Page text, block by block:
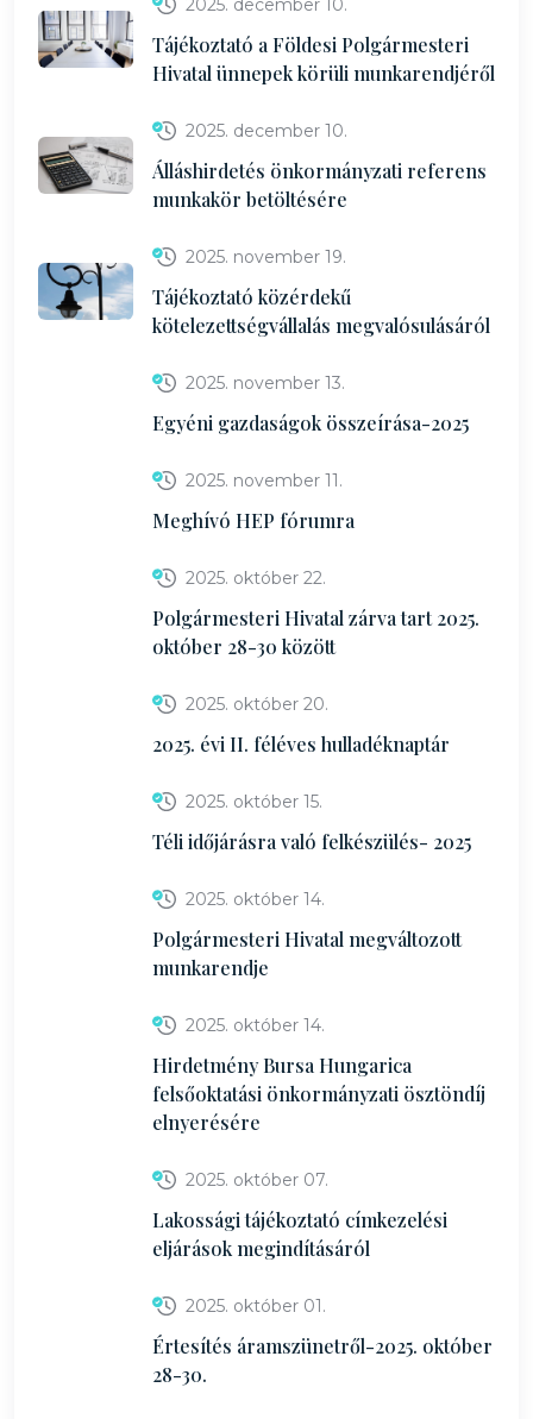
2025. december 10.
Tájékoztató a Földesi Polgármesteri
Hivatal ünnepek körüli munkarendjéről
2025. december 10.
Álláshirdetés önkormányzati referens
munkakör betöltésére
2025. november 19.
Tájékoztató közérdekű
kötelezettségvállalás megvalósulásáról
2025. november 13.
Egyéni gazdaságok összeírása-2025
2025. november 11.
Meghívó HEP fórumra
2025. október 22.
Polgármesteri Hivatal zárva tart 2025.
október 28-30 között
2025. október 20.
2025. évi II. féléves hulladéknaptár
2025. október 15.
Téli időjárásra való felkészülés- 2025
2025. október 14.
Polgármesteri Hivatal megváltozott
munkarendje
2025. október 14.
Hirdetmény Bursa Hungarica
felsőoktatási önkormányzati ösztöndíj
elnyerésére
2025. október 07.
Lakossági tájékoztató címkezelési
eljárások megindításáról
2025. október 01.
Értesítés áramszünetről-2025. október
28-30.